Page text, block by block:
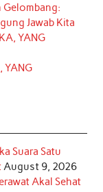
Gelombang:
Jawab Kita
YANG
YANG
Suara Satu
August 9, 2026
Akal Sehat